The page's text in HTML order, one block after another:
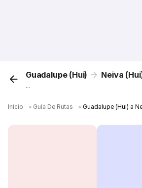
Guadalupe (Hui) Neiva
...
Inicio ＞ Guía De Rutas ＞Guadalupe (Hui) a